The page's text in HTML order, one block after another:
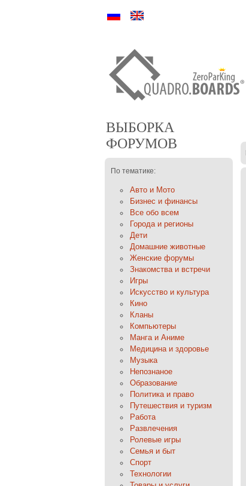
Ру En
ВЫБОРКА
ФОРУМОВ
По тематике:
Авто и Мото
Бизнес и финансы
Все обо всем
Города и регионы
Дети
Домашние животные
Женские форумы
Знакомства и встречи
Игры
Искусство и культура
Кино
Кланы
Компьютеры
Манга и Аниме
Медицина и здоровье
Музыка
Непознаное
Образование
Политика и право
Путешествия и туризм
Работа
Развлечения
Ролевые игры
Семья и быт
Спорт
Технологии